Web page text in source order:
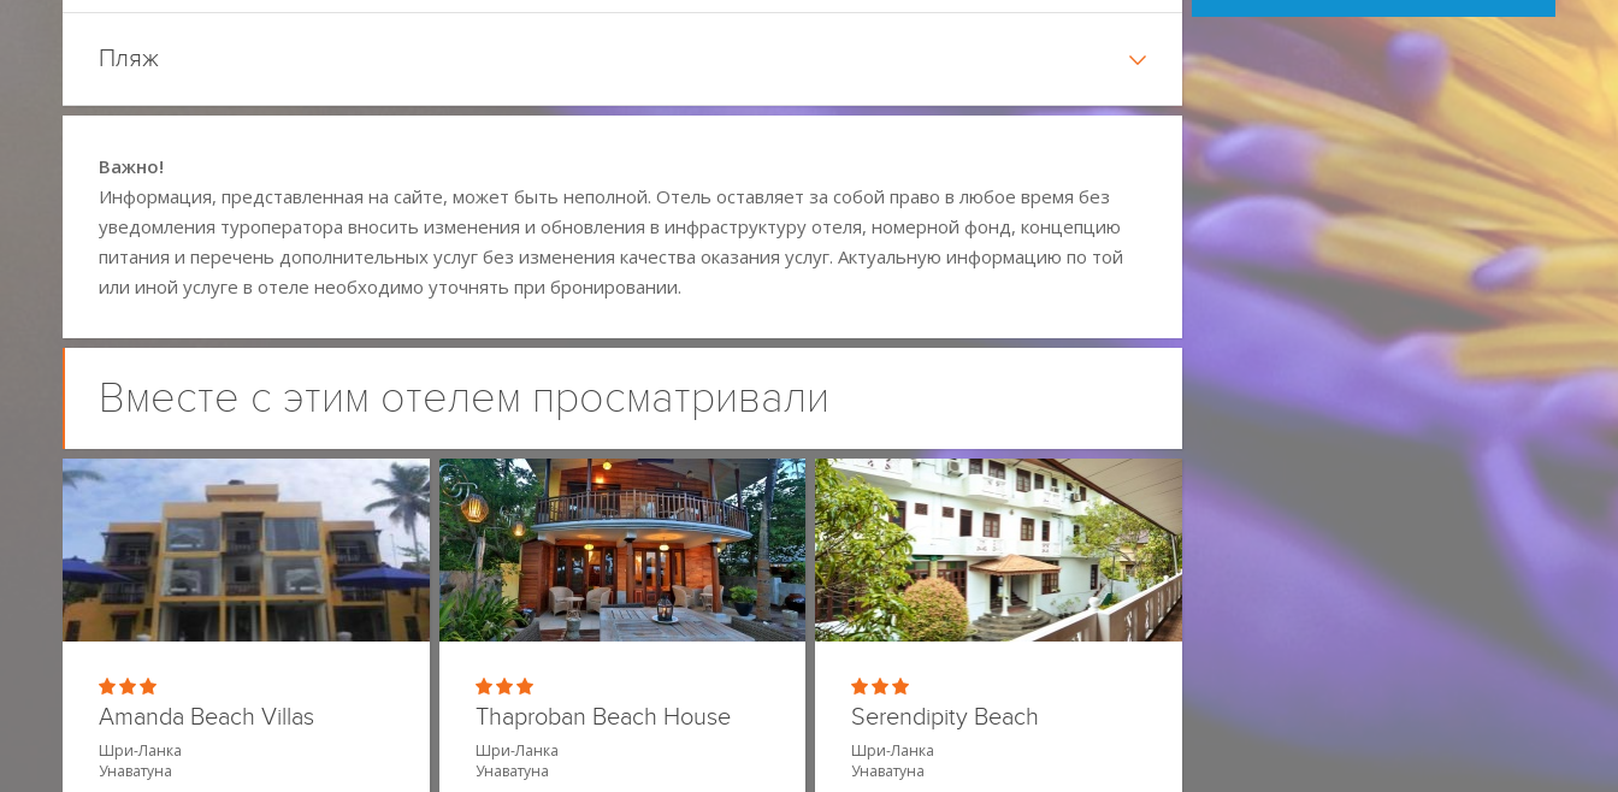
Пляж
Важно!
Информация, представленная на сайте, может быть неполной. Отель оставляет за собой право в любое время без
уведомления туроператора вносить изменения и обновления в инфраструктуру отеля, номерной фонд, концепцию
питания и перечень дополнительных услуг без изменения качества оказания услуг. Актуальную информацию по той
или иной услуге в отеле необходимо уточнять при бронировании.
Вместе с этим отелем просматривали
Amanda Beach Villas
Шри-Ланка
Унаватуна
Thaproban Beach House
Шри-Ланка
Унаватуна
Serendipity Beach
Шри-Ланка
Унаватуна